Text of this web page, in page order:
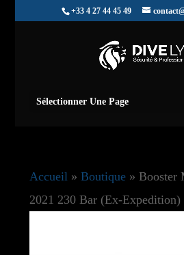
+33 4 27 44 45 49
Sélectionner Une Page
Accueil» Boutique» Booster
2021 230 Bar (Ex-Expedition)